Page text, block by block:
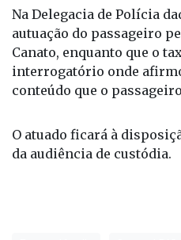
Na Delegacia de Polícia
autuação do passageiro
Canato, enquanto que o
interrogatório onde
conteúdo que o
O atuado ficará à
da audiência de custódia.